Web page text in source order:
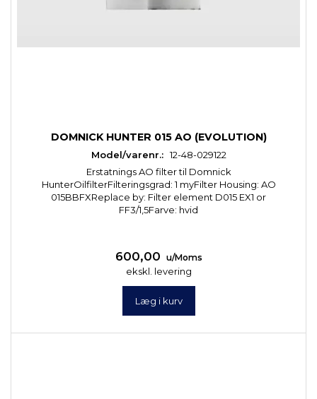
DOMNICK HUNTER 015 AO (EVOLUTION)
Model/varenr.: 12-48-029122
Erstatnings AO filter til Domnick
HunterOilfilterFilteringsgrad: 1 myFilter Housing: AO
015BBFXReplace by: Filter element D015 EX1 or
FF3/1,5Farve: hvid
600,00 u/Moms
ekskl. levering
Læg i kurv